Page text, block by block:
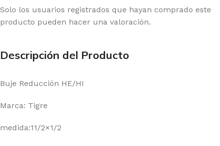
Solo los usuarios registrados que hayan comprado este
producto pueden hacer una valoración.
Descripción del Producto
Buje Reducción HE/HI
Marca: Tigre
medida:11/2×1/2